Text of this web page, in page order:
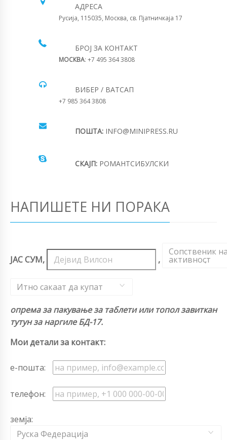
АДРЕСА
Русија, 115035, Москва, св. Пјатничкаја 17
БРОЈ ЗА КОНТАКТ
МОСКВА: +7 495 364 3808
ВИБЕР / ВАТСАП
+7 985 364 3808
ПОШТА: INFO@MINIPRESS.RU
СКАЈП: РОМАНТСИБУЛСКИ
НАПИШЕТЕ НИ ПОРАКА
ЈАС СУМ, ,
Сопственик
активност
,
Итно сакаат да купат
опрема за пакување за таблети или топол завиткан
тутун за наргиле БД-17.
Мои детали за контакт:
е-пошта:
телефон:
земја:
Руска Федерација